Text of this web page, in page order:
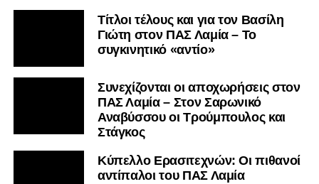
Τίτλοι τέλους και για τον Βασίλη
Γιώτη στον ΠΑΣ Λαμία – Το
συγκινητικό «αντίο»
Συνεχίζονται οι αποχωρήσεις στον
ΠΑΣ Λαμία – Στον Σαρωνικό
Αναβύσσου οι Τρούμπουλος και
Στάγκος
Κύπελλο Ερασιτεχνών: Οι πιθανοί
αντίπαλοι του ΠΑΣ Λαμία